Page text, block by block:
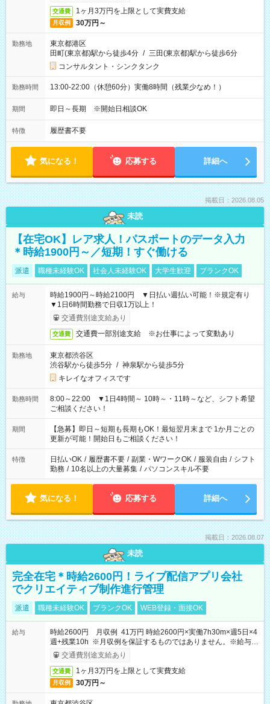
交通費 1ヶ月3万円を上限として実費支給
月収例 30万円～
勤務地
東京都港区
田町(東京都)駅から徒歩4分 / 三田(東京都)駅から徒歩6分
コンサルタント・シンクタンク
勤務時間 13:00-22:00（休憩60分）実働8時間（残業少なめ！）
期間 即日～長期 ※開始日相談OK
特徴 履歴書不要
気になる！ 応募する 詳細へ
掲載日：2026.08.05
未読
【在宅OK】レア求人！パスポートのデータ入力
＊時給1900円～／短期！すぐ働ける
派遣 職種未経験OK 社会人未経験OK 大学生歓迎 ブランクOK
給与
時給1900円～時給2100円 ▼日払い週払い可能！※規定有り
▼1日6時間勤務で日収1万以上！
交通費別途支給あり
交通費 交通費一部別途支給 ※お仕事によって変動あり
勤務地
東京都渋谷区
渋谷駅から徒歩5分 / 神泉駅から徒歩5分
キレイなオフィスです
勤務時間
8:00～22:00 ▼1日4時間～ 10時～・11時～など、シフト希望
ご相談ください！
期間
【急募】即日～短期も長期もOK！最短翌月末まで 1か月ごとの
更新が可能！開始日もご相談ください！
特徴 日払いOK / 履歴書不要 / 副業・WワークOK / 服装自由 / シフト
勤務 / 10名以上の大量募集 / パソコンスキル不要
気になる！ 応募する 詳細へ
掲載日：2026.08.07
未読
完全在宅＊時給2600円！ライブ配信アプリ会社
でクリエイティブ制作進行管理
派遣 職種未経験OK ブランクOK WEB登録・面接OK
給与
時給2600円 月収例 41万円 時給2600円×実働7h30m×週5日×4
週+残業10h ※月収例を保証するものではありません。※給与即
受取りサービス利用可（利用条件有）
交通費別途支給あり
交通費 1ヶ月3万円を上限として実費支給
月収例 30万円～